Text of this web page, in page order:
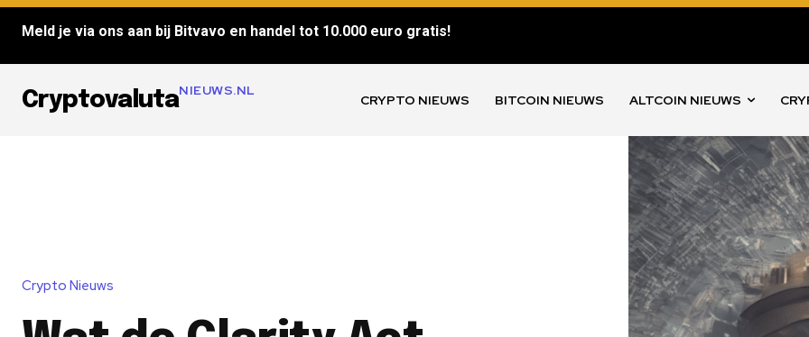
Meld je via ons aan bij Bitvavo en handel tot 10.000 euro gratis!
CryptovalutaNIEUWS.NL
CRYPTO NIEUWS BITCOIN NIEUWS ALTCOIN NIEUWS
Crypto Nieuws